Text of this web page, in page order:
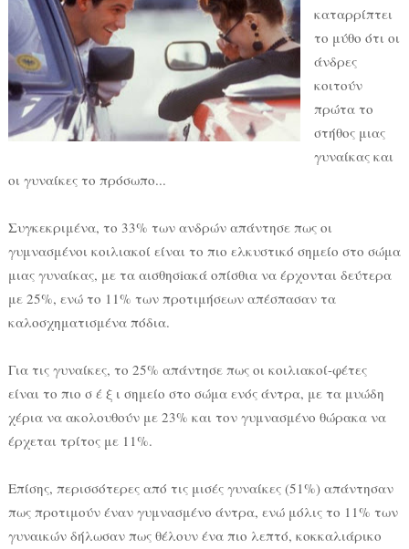
καταρρίπτει
το μύθο ότι οι
άνδρες
κοιτούν
πρώτα το
στήθος μιας
γυναίκας και
οι γυναίκες το πρόσωπο...
Συγκεκριμένα, το 33% των ανδρών απάντησε πως οι
γυμνασμένοι κοιλιακοί είναι το πιο ελκυστικό σημείο στο σώμα
μιας γυναίκας, με τα αισθησiακά οπίσθια να έρχονται δεύτερα
με 25%, ενώ το 11% των προτιμήσεων απέσπασαν τα
καλοσχηματισμένα πόδια.
Για τις γυναίκες, το 25% απάντησε πως οι κοιλιακοί-φέτες
είναι το πιο σ έ ξ ι σημείο στο σώμα ενός άντρα, με τα μυώδη
χέρια να ακολουθούν με 23% και τον γυμνασμένο θώρακα να
έρχεται τρίτος με 11%.
Επίσης, περισσότερες από τις μισές γυναίκες (51%) απάντησαν
πως προτιμούν έναν γυμνασμένο άντρα, ενώ μόλις το 11% των
γυναικών δήλωσαν πως θέλουν ένα πιο λεπτό, κοκκαλιάρικο